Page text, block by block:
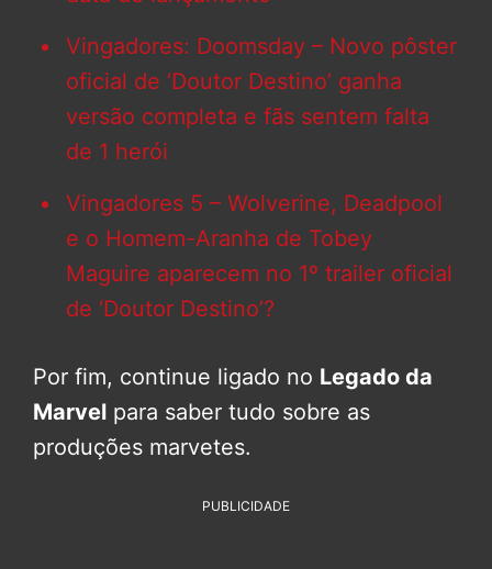
Vingadores: Doomsday – Novo pôster
oficial de ‘Doutor Destino’ ganha
versão completa e fãs sentem falta
de 1 herói
Vingadores 5 – Wolverine, Deadpool
e o Homem-Aranha de Tobey
Maguire aparecem no 1º trailer oficial
de ‘Doutor Destino’?
Por fim, continue ligado no Legado da
Marvel para saber tudo sobre as
produções marvetes.
PUBLICIDADE